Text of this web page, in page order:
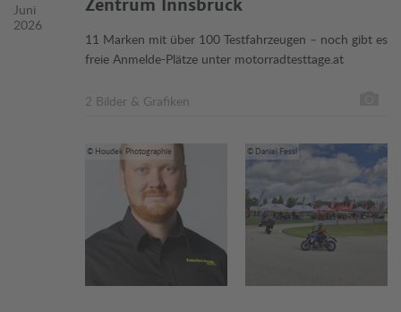
Juni
2026
Zentrum Innsbruck
11 Marken mit über 100 Testfahrzeugen – noch gibt es
freie Anmelde-Plätze unter motorradtesttage.at
2 Bilder & Grafiken
© Houdek Photographie © Daniel Fessl